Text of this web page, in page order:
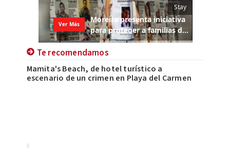
Te recomendamos
Mamita's Beach, de hotel turístico a
escenario de un crimen en Playa del Carmen